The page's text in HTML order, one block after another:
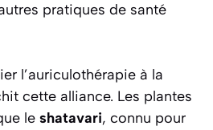
pratiques de santé
l’auriculothérapie à la
cette alliance. Les plantes
le shatavari, connu pour